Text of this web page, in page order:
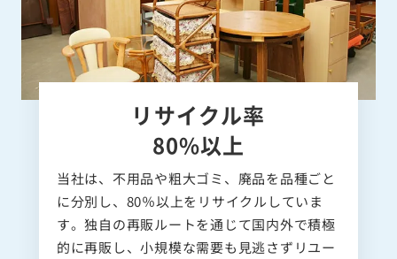
リサイクル率
80%以上
当社は、不用品や粗大ゴミ、廃品を品種ごと
に分別し、80％以上をリサイクルしていま
す。独自の再販ルートを通じて国内外で積極
的に再販し、小規模な需要も見逃さずリユー